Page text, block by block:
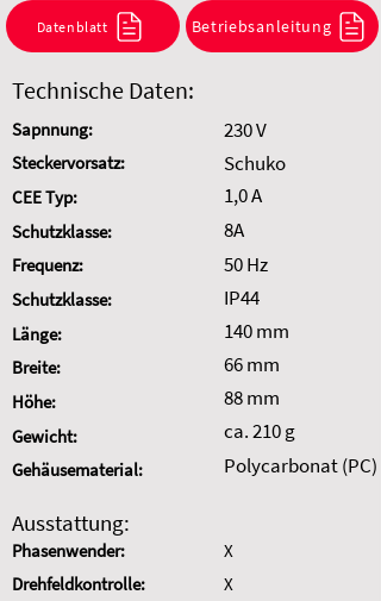
Kombination anzufragen.
Datenblatt Betriebsanleitung
Technische Daten:
Sapnnung:
Steckervorsatz:
CEE Typ:
Schutzklasse:
Frequenz:
Schutzklasse:
Länge:
Breite:
Höhe:
Gewicht:
Gehäusematerial:
230 V
Schuko
1,0 A
8A
50 Hz
IP44
140 mm
66 mm
88 mm
ca. 210 g
Polycarbonat (PC)
Ausstattung:
Phasenwender:
Drehfeldkontrolle:
X
X